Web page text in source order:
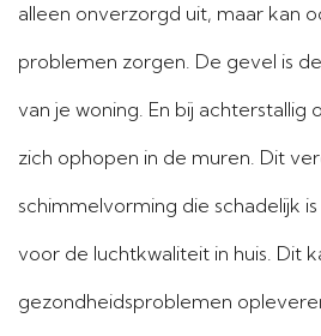
alleen onverzorgd uit, maar kan
problemen zorgen. De gevel is
van je woning. En bij achterstallig
zich ophopen in de muren. Dit
schimmelvorming die schadelijk
voor de luchtkwaliteit in huis. Dit
gezondheidsproblemen